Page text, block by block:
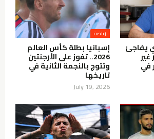
يفاجئ
غير
في
رياضة
إسبانيا بطلة كأس العالم
2026.. تفوز على الأرجنتين
وتتوج بالنجمة الثانية في
تاريخها
July 19, 2026